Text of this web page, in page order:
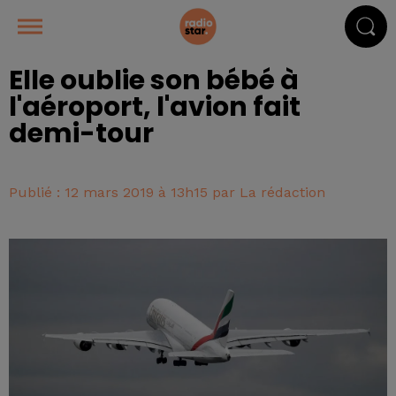
Elle oublie son bébé à
l'aéroport, l'avion fait
demi-tour
Publié : 12 mars 2019 à 13h15 par La rédaction